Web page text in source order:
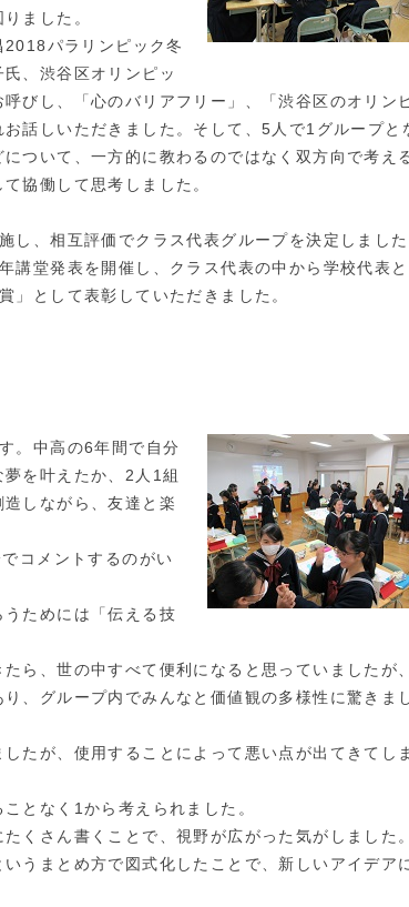
ました。
パラリンピック冬
、渋谷区オリンピッ
びし、「心のバリアフリー」、「渋谷区のオリン
話しいただきました。そして、5人で1グループと
ついて、一方的に教わるのではなく双方向で考え
協働して思考しました。
し、相互評価でクラス代表グループを決定しました
講堂発表を開催し、クラス代表の中から学校代表と
」として表彰していただきました。
。中高の6年間で自分
を叶えたか、2人1組
しながら、友達と楽
コメントするのがい
うためには「伝える技
ら、世の中すべて便利になると思っていましたが
、グループ内でみんなと価値観の多様性に驚きま
たが、使用することによって悪い点が出てきてし
となく1から考えられました。
くさん書くことで、視野が広がった気がしました。
うまとめ方で図式化したことで、新しいアイデア